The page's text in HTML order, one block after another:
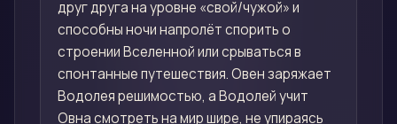
друг друга на уровне «свой/чужой» и
способны ночи напролёт спорить о
строении Вселенной или срываться в
спонтанные путешествия. Овен заряжает
Водолея решимостью, а Водолей учит
Овна смотреть на мир шире, не упираясь